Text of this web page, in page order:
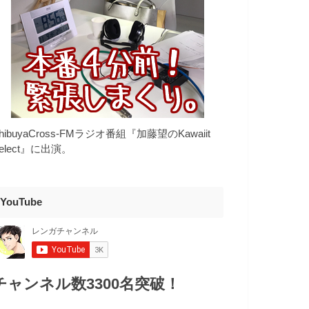
FMラジオ番組『加藤望のKawaiit
』に出演。
YouTube
ャンネル数3300名突破！